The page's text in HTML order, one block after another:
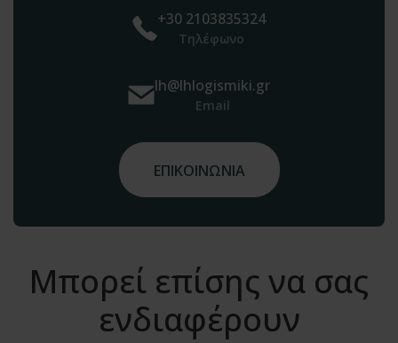
+30 2103835324
Τηλέφωνο
lh@lhlogismiki.gr
Email
ΕΠΙΚΟΙΝΩΝΙΑ
Μπορεί επίσης να σας
ενδιαφέρουν